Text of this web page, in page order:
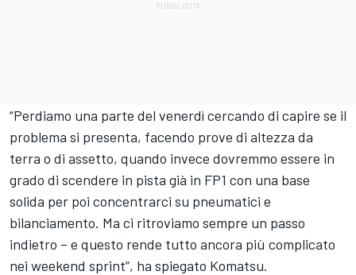
“Perdiamo una parte del venerdì cercando di capire se il
problema si presenta, facendo prove di altezza da
terra o di assetto, quando invece dovremmo essere in
grado di scendere in pista già in FP1 con una base
solida per poi concentrarci su pneumatici e
bilanciamento. Ma ci ritroviamo sempre un passo
indietro – e questo rende tutto ancora più complicato
nei weekend sprint”, ha spiegato Komatsu.